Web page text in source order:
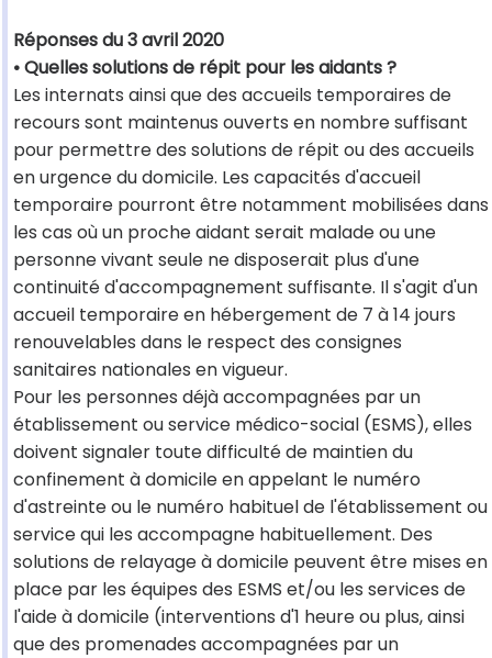
Réponses du 3 avril 2020
• Quelles solutions de répit pour les aidants ?
Les internats ainsi que des accueils temporaires de
recours sont maintenus ouverts en nombre suffisant
pour permettre des solutions de répit ou des accueils
en urgence du domicile. Les capacités d'accueil
temporaire pourront être notamment mobilisées dans
les cas où un proche aidant serait malade ou une
personne vivant seule ne disposerait plus d'une
continuité d'accompagnement suffisante. Il s'agit d'un
accueil temporaire en hébergement de 7 à 14 jours
renouvelables dans le respect des consignes
sanitaires nationales en vigueur.
Pour les personnes déjà accompagnées par un
établissement ou service médico-social (ESMS), elles
doivent signaler toute difficulté de maintien du
confinement à domicile en appelant le numéro
d'astreinte ou le numéro habituel de l'établissement ou
service qui les accompagne habituellement. Des
solutions de relayage à domicile peuvent être mises en
place par les équipes des ESMS et/ou les services de
l'aide à domicile (interventions d'1 heure ou plus, ainsi
que des promenades accompagnées par un